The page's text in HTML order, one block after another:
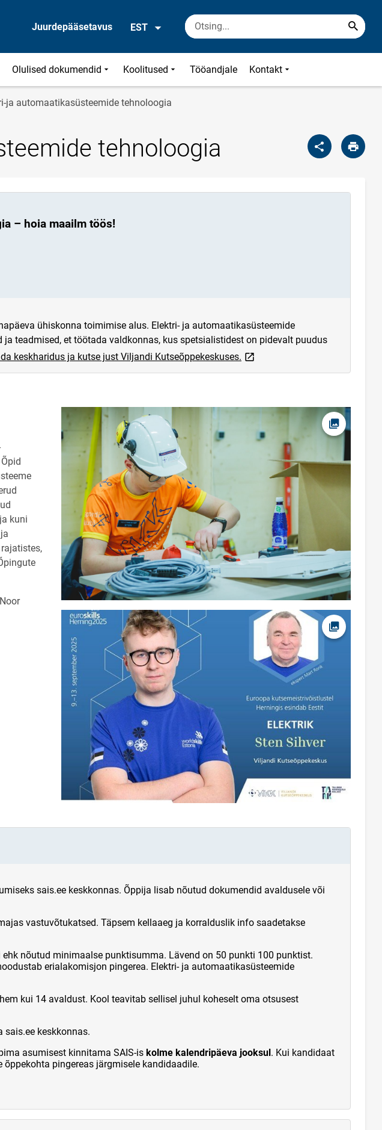
Juurdepääsetavus EST
Olulised dokumendid Koolitused Tööandjale Kontakt
ja automaatikasüsteemide tehnoloogia
tehnoloogia
– hoia maailm töös!
page
ühiskonna toimimise alus. Elektri- ja automaatikasüsteemide
teadmised, et töötada valdkonnas, kus spetsialistidest on pidevalt puudus
keskharidus ja kutse just Viljandi Kutseõppekeskuses. link opens on new page
kuni
Ava foto
Ava foto
sais.ee keskkonnas. Õppija lisab nõutud dokumendid avaldusele või
vastuvõtukatsed. Täpsem kellaaeg ja korralduslik info saadetakse
nõutud minimaalse punktisumma. Lävend on 50 punkti 100 punktist.
erialakomisjon pingerea. Elektri- ja automaatikasüsteemide
kui 14 avaldust. Kool teavitab sellisel juhul koheselt oma otsusest
keskkonnas.
asumisest kinnitama SAIS-is kolme kalendripäeva jooksul . Kui kandidaat
pingereas järgmisele kandidaadile.